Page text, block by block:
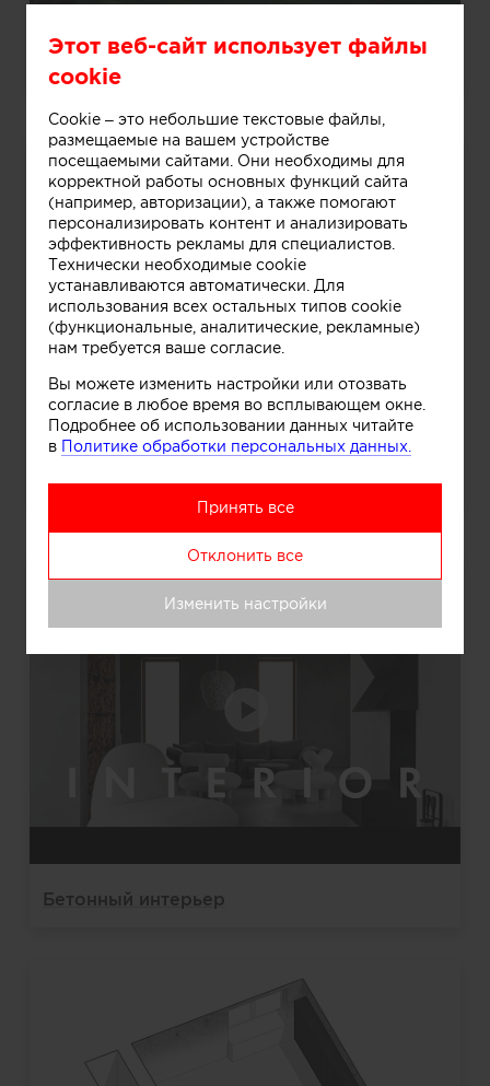
Дом в «Лисичкином Лесу»
Интерьер офиса Mironova Production
Бетонный интерьер
Этот веб-сайт использует файлы
cookie
Cookie – это небольшие текстовые файлы,
размещаемые на вашем устройстве
посещаемыми сайтами. Они необходимы для
корректной работы основных функций сайта
(например, авторизации), а также помогают
персонализировать контент и анализировать
эффективность рекламы для специалистов.
Технически необходимые cookie
устанавливаются автоматически. Для
использования всех остальных типов cookie
(функциональные, аналитические, рекламные)
нам требуется ваше согласие.
Вы можете изменить настройки или отозвать
согласие в любое время во всплывающем окне.
Подробнее об использовании данных читайте
в Политике обработки персональных данных.
Принять все
Отклонить все
Изменить настройки